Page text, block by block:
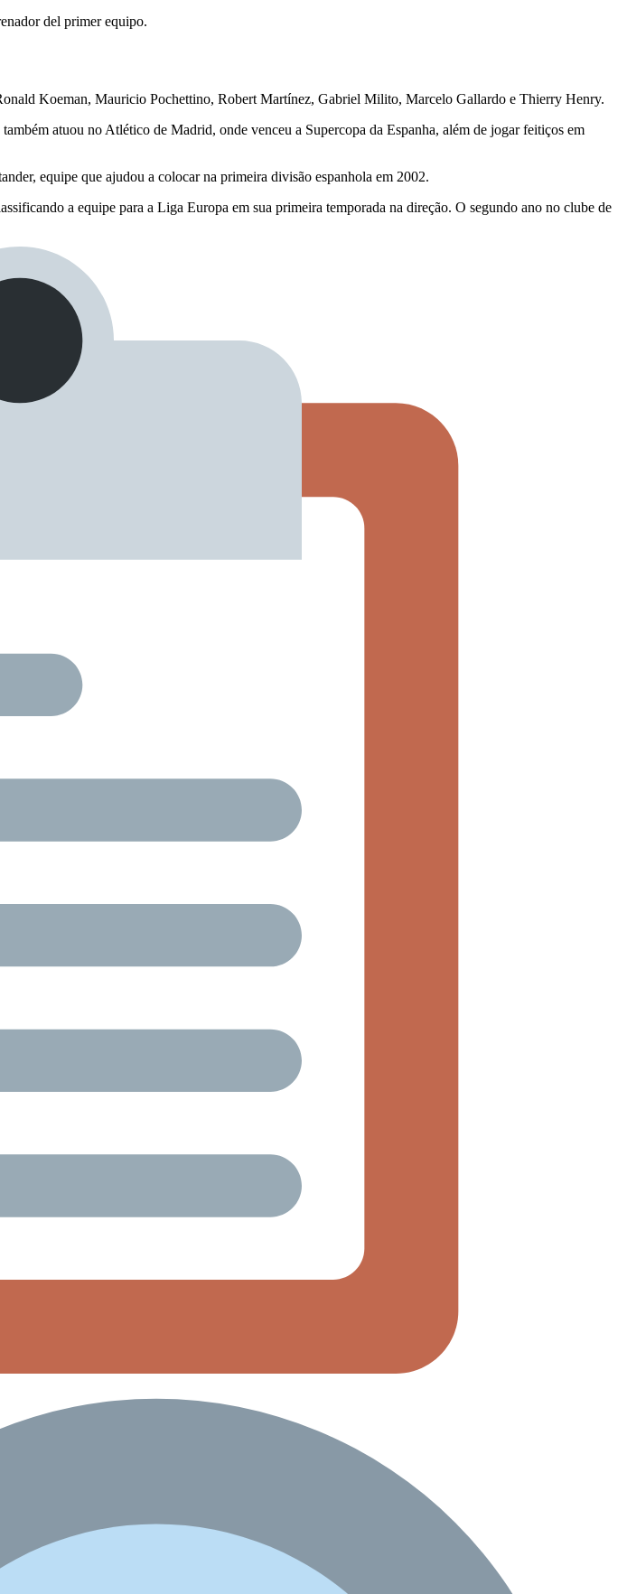
del primer equipo.
Koeman, Mauricio Pochettino, Robert Martínez, Gabriel Milito, Marcelo Gallardo e Thierry Henry.
atuou no Atlético de Madrid, onde venceu a Supercopa da Espanha, além de jogar feitiços em
equipe que ajudou a colocar na primeira divisão espanhola em 2002.
a equipe para a Liga Europa em sua primeira temporada na direção. O segundo ano no clube de